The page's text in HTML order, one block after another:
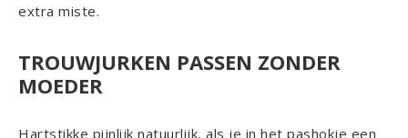
extra miste.
TROUWJURKEN PASSEN ZONDER
MOEDER
Hartstikke pijnlijk natuurlijk, als je in het pashokje een